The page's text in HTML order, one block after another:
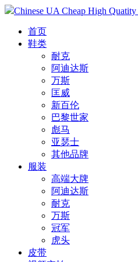
Chinese UA Cheap High Quatity
首页
鞋类
耐克
阿迪达斯
万斯
匡威
新百伦
巴黎世家
彪马
亚瑟士
其他品牌
服装
高端大牌
阿迪达斯
耐克
万斯
冠军
虎头
皮带